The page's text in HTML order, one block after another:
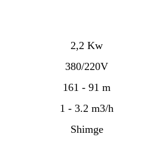
2,2 Kw
380/220V
161 - 91 m
1 - 3.2 m3/h
Shimge